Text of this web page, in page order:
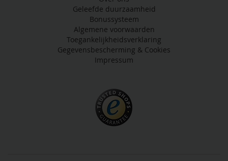
Geleefde duurzaamheid
Bonussysteem
Algemene voorwaarden
Toegankelijkheidsverklaring
Gegevensbescherming & Cookies
Impressum